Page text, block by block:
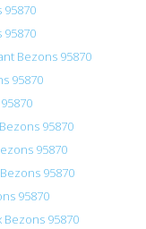
95870
Bezons 95870
95870
95870
95870
95870
95870
95870